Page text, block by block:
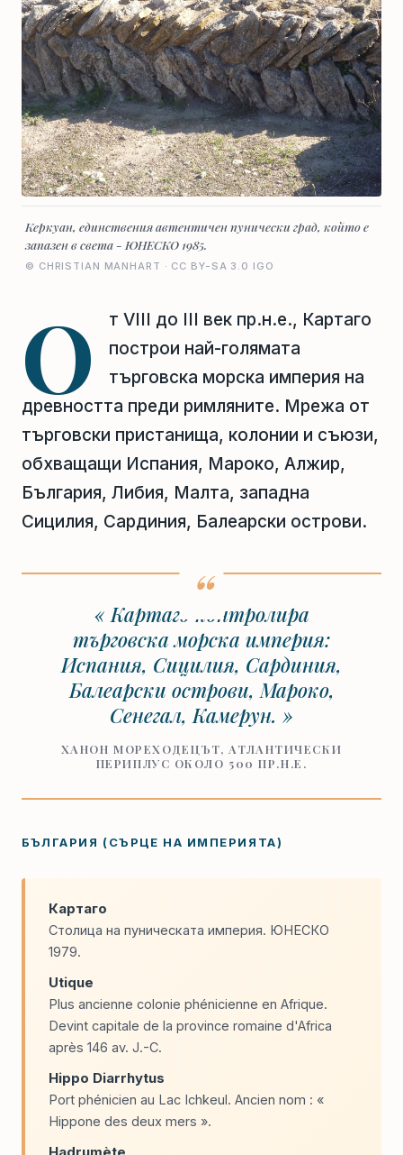
Керкуан, единствения автентичен пунически град, който е
запазен в света - ЮНЕСКО 1985.
© CHRISTIAN MANHART · CC BY-SA 3.0 IGO
О
т VIII до III век пр.н.е., Картаго
построи най-голямата
търговска морска империя на
древността преди римляните. Мрежа от
търговски пристанища, колонии и съюзи,
обхващащи Испания, Мароко, Алжир,
България, Либия, Малта, западна
Сицилия, Сардиния, Балеарски острови.
« Картаго контролира
търговска морска империя:
Испания, Сицилия, Сардиния,
Балеарски острови, Мароко,
Сенегал, Камерун. »
ХАНОН МОРЕХОДЕЦЪТ, АТЛАНТИЧЕСКИ
ПЕРИПЛУС ОКОЛО 500 ПР.Н.Е.
БЪЛГАРИЯ (СЪРЦЕ НА ИМПЕРИЯТА)
Картаго
Столица на пуническата империя. ЮНЕСКО
1979.
Utique
Plus ancienne colonie phénicienne en Afrique.
Devint capitale de la province romaine d'Africa
après 146 av. J.-C.
Hippo Diarrhytus
Port phénicien au Lac Ichkeul. Ancien nom : «
Hippone des deux mers ».
Hadrumète